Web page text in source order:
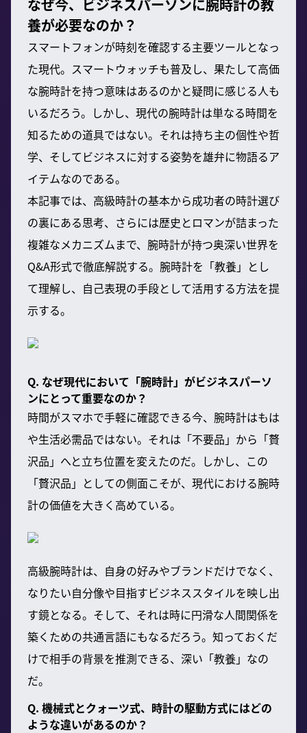
なぜ今、ビジネスパーソンに腕時計の教
養が必要なのか？
スマートフォンが時刻を確認する主要ツールとなっ
た現代。スマートウォッチも普及し、果たして高価
な腕時計を持つ意味はあるのかと疑問に感じる人も
いるだろう。しかし、現代の腕時計は単なる時間を
知るための道具ではない。それは持ち主の個性や哲
学、そしてビジネスに対する姿勢を雄弁に物語るア
イテムなのである。
本記事では、高級時計の基本から成功者の時計選び
の裏にある思考、さらには歴史とロマンが詰まった
複雑なメカニズムまで、腕時計が持つ奥深い世界を
Q&A形式で徹底解説する。腕時計を「教養」とし
て理解し、自己表現の手段として活用する方法を提
示する。
Q. なぜ現代において「腕時計」がビジネスパーソ
ンにとって重要なのか？
時間がスマホで手軽に確認できる今、腕時計はもは
や生活必需品ではない。それは「不要品」から「贅
沢品」へと立ち位置を変えたのだ。しかし、この
「贅沢品」としての側面こそが、現代における腕時
計の価値を大きく高めている。
高級腕時計は、自身の好みやブランドだけでなく、
なりたい自分像や目指すビジネススタイルを映し出
す鏡となる。そして、それは時に円滑な人間関係を
築くための共通言語にもなるだろう。知っておくだ
けで相手の背景を推測できる、深い「教養」なの
だ。
Q. 機械式とクォーツ式、時計の駆動方式にはどの
ような違いがあるのか？